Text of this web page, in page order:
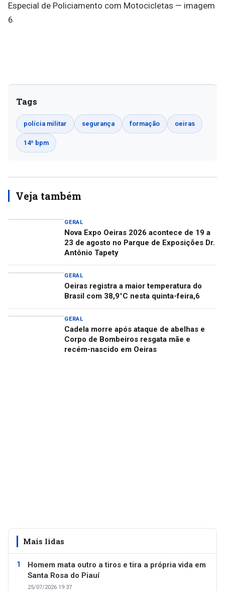
Tags
polícia militar segurança formação oeiras
14º bpm
Veja também
GERAL
Nova Expo Oeiras 2026 acontece de 19 a
23 de agosto no Parque de Exposições Dr.
Antônio Tapety
GERAL
Oeiras registra a maior temperatura do
Brasil com 38,9°C nesta quinta-feira,6
GERAL
Cadela morre após ataque de abelhas e
Corpo de Bombeiros resgata mãe e
recém-nascido em Oeiras
Mais lidas
Homem mata outro a tiros e tira a própria vida em
Santa Rosa do Piauí
25/07/2026 19:37